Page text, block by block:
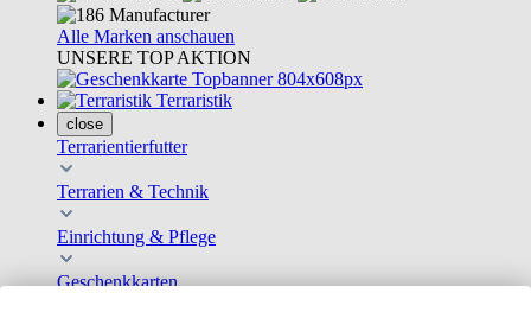
Alle Marken anschauen
UNSERE TOP AKTION
Terraristik
close
Terrarientierfutter
Terrarien & Technik
Einrichtung & Pflege
Geschenkkarten